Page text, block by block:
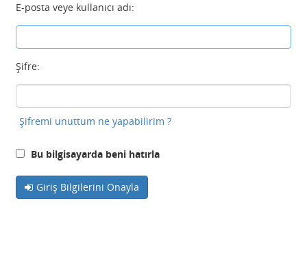
E-posta veye kullanıcı adı:
Şifre:
Şifremi unuttum ne yapabilirim ?
Bu bilgisayarda beni hatırla
Giriş Bilgilerini Onayla